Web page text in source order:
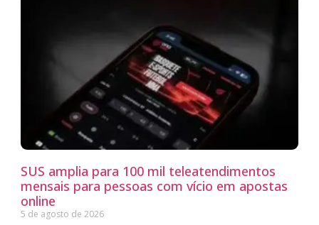
SUS amplia para 100 mil teleatendimentos
mensais para pessoas com vício em apostas
online
5 de agosto de 2026